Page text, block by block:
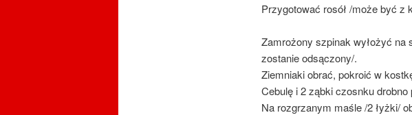
Przygotować rosół /może być z
Zamrożony szpinak wyłożyć na
zostanie odsączony/.
Ziemniaki obrać, pokroić w
Cebulę i 2 ząbki czosnku drobno
Na rozgrzanym maśle /2 łyżki/